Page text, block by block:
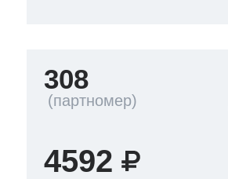
308
4592